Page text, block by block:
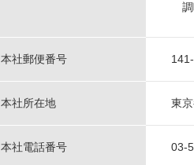
調
本社郵便番号
本社所在地 東
本社電話番号 03-